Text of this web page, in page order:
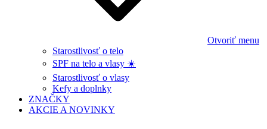
Otvoriť menu
Starostlivosť o telo
SPF na telo a vlasy ☀️
Starostlivosť o vlasy
Kefy a doplnky
ZNAČKY
AKCIE A NOVINKY